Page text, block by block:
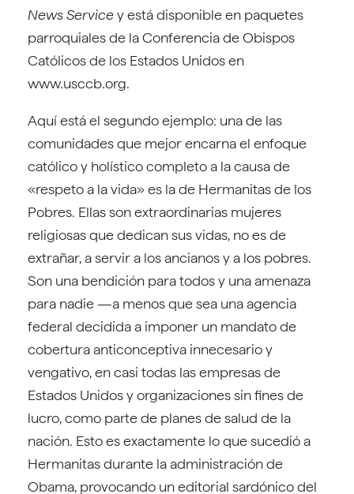
News Servicey está disponible en paquetes
parroquiales de la Conferencia de Obispos
Católicos de los Estados Unidos en
www.usccb.org.
Aquí está el segundo ejemplo: una de las
comunidades que mejor encarna el enfoque
católico y holístico completo a la causa de
«respeto a la vida» es la de Hermanitas de los
Pobres. Ellas son extraordinarias mujeres
religiosas que dedican sus vidas, no es de
extrañar, a servir a los ancianos y a los pobres.
Son una bendición para todos y una amenaza
para nadie —a menos que sea una agencia
federal decidida a imponer un mandato de
cobertura anticonceptiva innecesario y
vengativo, en casi todas las empresas de
Estados Unidos y organizaciones sin fines de
lucro, como parte de planes de salud de la
nación. Esto es exactamente lo que sucedió a
Hermanitas durante la administración de
Obama, provocando un editorial sardónico del